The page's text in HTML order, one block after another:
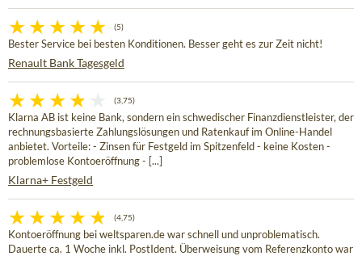
(5)
Bester Service bei besten Konditionen. Besser geht es zur Zeit nicht!
Renault Bank Tagesgeld
(3,75)
Klarna AB ist keine Bank, sondern ein schwedischer Finanzdienstleister, der
rechnungsbasierte Zahlungslösungen und Ratenkauf im Online-Handel
anbietet. Vorteile: - Zinsen für Festgeld im Spitzenfeld - keine Kosten -
problemlose Kontoeröffnung - [...]
Klarna+ Festgeld
(4,75)
Kontoeröffnung bei weltsparen.de war schnell und unproblematisch.
Dauerte ca. 1 Woche inkl. PostIdent. Überweisung vom Referenzkonto war